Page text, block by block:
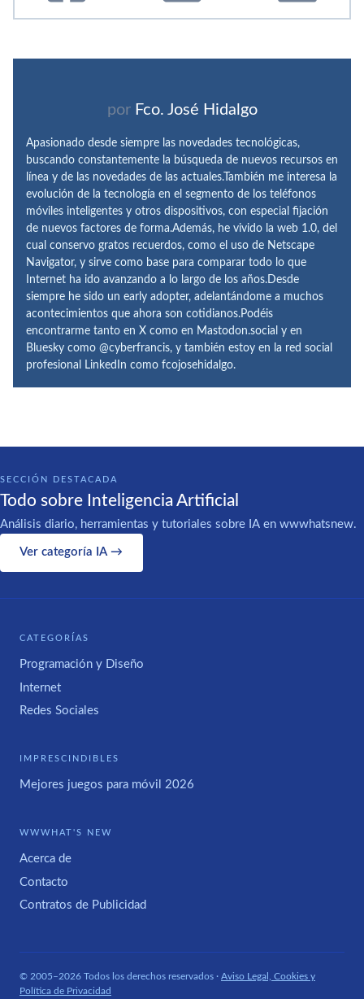
por Fco. José Hidalgo
Apasionado desde siempre las novedades tecnológicas,
buscando constantemente la búsqueda de nuevos recursos en
línea y de las novedades de las actuales.También me interesa la
evolución de la tecnología en el segmento de los teléfonos
móviles inteligentes y otros dispositivos, con especial fijación
de nuevos factores de forma.Además, he vivido la web 1.0, del
cual conservo gratos recuerdos, como el uso de Netscape
Navigator, y sirve como base para comparar todo lo que
Internet ha ido avanzando a lo largo de los años.Desde
siempre he sido un early adopter, adelantándome a muchos
acontecimientos que ahora son cotidianos.Podéis
encontrarme tanto en X como en Mastodon.social y en
Bluesky como @cyberfrancis, y también estoy en la red social
profesional LinkedIn como fcojosehidalgo.
SECCIÓN DESTACADA
Todo sobre Inteligencia Artificial
Análisis diario, herramientas y tutoriales sobre IA en wwwhatsnew.
Ver categoría IA →
CATEGORÍAS
Programación y Diseño
Internet
Redes Sociales
IMPRESCINDIBLES
Mejores juegos para móvil 2026
WWWHAT'S NEW
Acerca de
Contacto
Contratos de Publicidad
© 2005–2026 Todos los derechos reservados · Aviso Legal, Cookies y
Política de Privacidad